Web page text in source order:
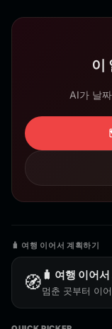
이
AI가 날
🧳 여행 이어서 계획하기
🧭 🧳 여행 이어
멈춘 곳부터 이